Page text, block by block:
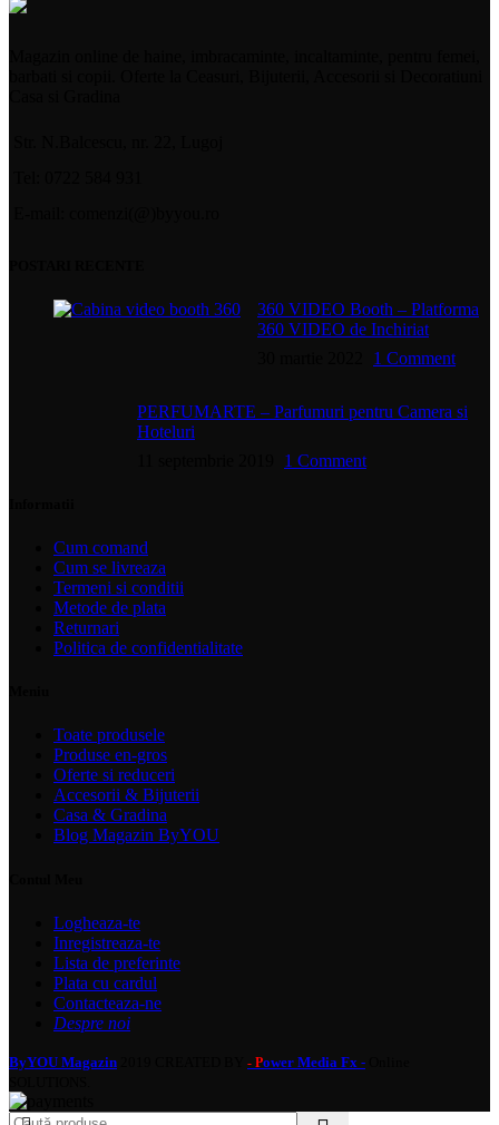
360 VIDEO Booth – Platforma
360 VIDEO de Inchiriat
1 Comment
PERFUMARTE – Parfumuri pentru Camera si
Hoteluri
1 Comment
Cum comand
Cum se livreaza
Termeni si conditii
Metode de plata
Returnari
Politica de confidentialitate
Toate produsele
Produse en-gros
Oferte si reduceri
Accesorii & Bijuterii
Casa & Gradina
Blog Magazin ByYOU
Logheaza-te
Inregistreaza-te
Lista de preferinte
Plata cu cardul
Contacteaza-ne
Despre noi
ByYOU Magazin - Power Media Fx -